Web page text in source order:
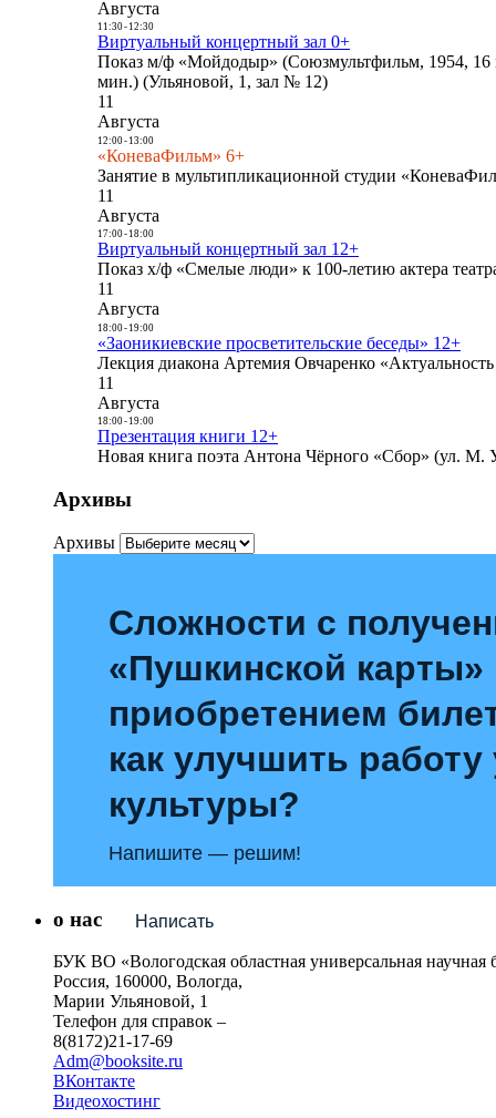
Августа
11:30- 12:30
Виртуальный концертный зал 0+
Показ м/ф «Мойдодыр» (Союзмультфильм, 1954,
мин.) (Ульяновой, 1, зал № 12)
11
Августа
12:00- 13:00
«КоневаФильм» 6+
Занятие в мультипликационной студии
11
Августа
17:00- 18:00
Виртуальный концертный зал 12+
Показ х/ф «Смелые люди» к 100-летию актера
11
Августа
18:00- 19:00
«Заоникиевские просветительские беседы» 12+
Лекция диакона Артемия Овчаренко
11
Августа
18:00- 19:00
Презентация книги 12+
Новая книга поэта Антона Чёрного «Сбор» (ул. М.
Архивы
Архивы
Сложности с
«Пушкинской карты»
приобретением
как улучшить
культуры?
Напишите — решим!
Написать
о нас
БУК ВО «Вологодская областная универсальная научная
Россия, 160000, Вологда,
Марии Ульяновой, 1
Телефон для справок –
8(8172)21-17-69
Adm@booksite.ru
ВКонтакте
Видеохостинг